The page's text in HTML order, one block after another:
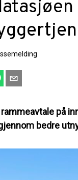
på
bedre